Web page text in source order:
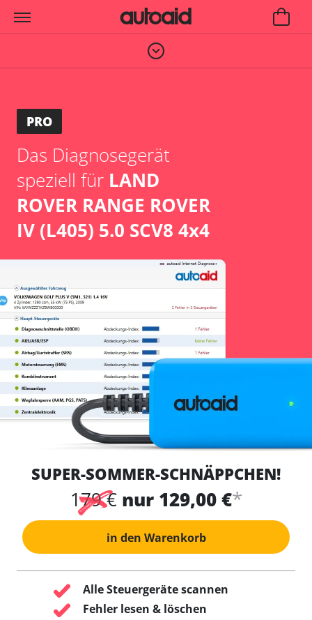
PRO
Das Diagnosegerät
speziell für LAND
ROVER RANGE ROVER
IV (L405) 5.0 SCV8 4x4
SUPER-SOMMER-SCHNÄPPCHEN!
179 € nur 129,00 €*
in den Warenkorb
Alle Steuergeräte scannen
Fehler lesen & löschen